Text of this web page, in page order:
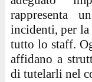
rappresenta
incidenti, per
tutto lo staff.
affidano a
di tutelarli nel